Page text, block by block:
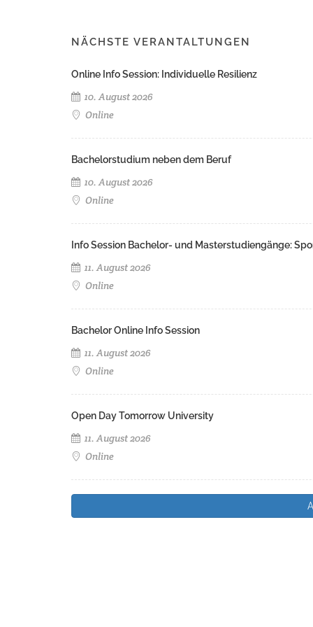
NÄCHSTE VERANTALTUNGEN
Online Info Session: Individuelle Resilienz
10. August 2026
Online
Bachelorstudium neben dem Beruf
10. August 2026
Online
Info Session Bachelor- und Masterstudiengänge:
11. August 2026
Online
Bachelor Online Info Session
11. August 2026
Online
Open Day Tomorrow University
11. August 2026
Online